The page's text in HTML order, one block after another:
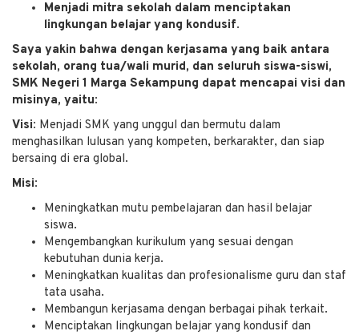
Menjadi mitra sekolah dalam menciptakan
lingkungan belajar yang kondusif.
Saya yakin bahwa dengan kerjasama yang baik antara
sekolah, orang tua/wali murid, dan seluruh siswa-siswi,
SMK Negeri 1 Marga Sekampung dapat mencapai visi dan
misinya, yaitu:
Visi: Menjadi SMK yang unggul dan bermutu dalam
menghasilkan lulusan yang kompeten, berkarakter, dan siap
bersaing di era global.
Misi:
Meningkatkan mutu pembelajaran dan hasil belajar
siswa.
Mengembangkan kurikulum yang sesuai dengan
kebutuhan dunia kerja.
Meningkatkan kualitas dan profesionalisme guru dan staf
tata usaha.
Membangun kerjasama dengan berbagai pihak terkait.
Menciptakan lingkungan belajar yang kondusif dan